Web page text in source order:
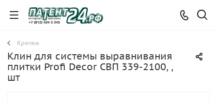
Крепеж
Клин для системы выравнивания
плитки Profi Decor СВП 339-2100, ,
шт